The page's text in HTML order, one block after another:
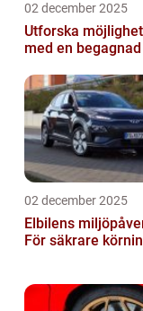
02 december 2025
Utforska
med en
02 december 2025
Elbilens
För säkrare